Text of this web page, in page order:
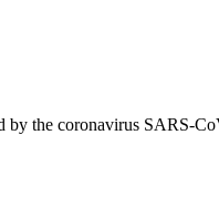
by the coronavirus SARS-